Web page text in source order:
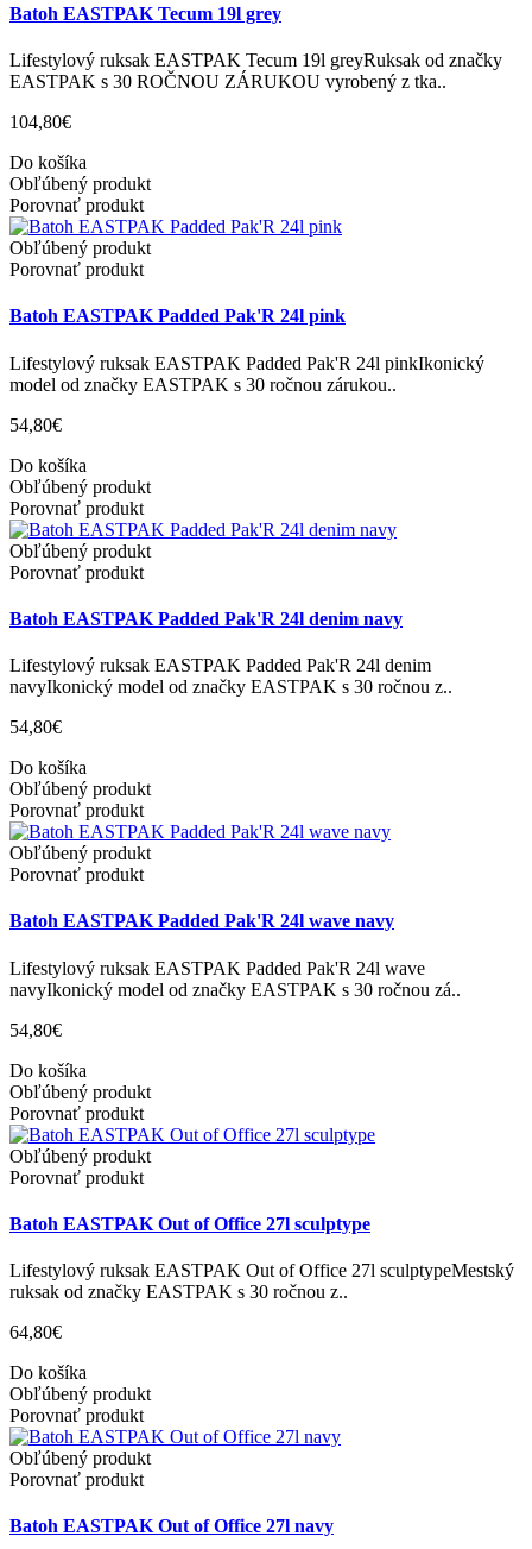
Batoh EASTPAK Tecum 19l grey
Lifestylový ruksak EASTPAK Tecum 19l greyRuksak od značky
EASTPAK s 30 ROČNOU ZÁRUKOU vyrobený z tka..
104,80€
Do košíka
Obľúbený produkt
Porovnať produkt
Obľúbený produkt
Porovnať produkt
Batoh EASTPAK Padded Pak'R 24l pink
Lifestylový ruksak EASTPAK Padded Pak'R 24l pinkIkonický
model od značky EASTPAK s 30 ročnou zárukou..
54,80€
Do košíka
Obľúbený produkt
Porovnať produkt
Obľúbený produkt
Porovnať produkt
Batoh EASTPAK Padded Pak'R 24l denim navy
Lifestylový ruksak EASTPAK Padded Pak'R 24l denim
navyIkonický model od značky EASTPAK s 30 ročnou z..
54,80€
Do košíka
Obľúbený produkt
Porovnať produkt
Obľúbený produkt
Porovnať produkt
Batoh EASTPAK Padded Pak'R 24l wave navy
Lifestylový ruksak EASTPAK Padded Pak'R 24l wave
navyIkonický model od značky EASTPAK s 30 ročnou zá..
54,80€
Do košíka
Obľúbený produkt
Porovnať produkt
Obľúbený produkt
Porovnať produkt
Batoh EASTPAK Out of Office 27l sculptype
Lifestylový ruksak EASTPAK Out of Office 27l sculptypeMestský
ruksak od značky EASTPAK s 30 ročnou z..
64,80€
Do košíka
Obľúbený produkt
Porovnať produkt
Obľúbený produkt
Porovnať produkt
Batoh EASTPAK Out of Office 27l navy